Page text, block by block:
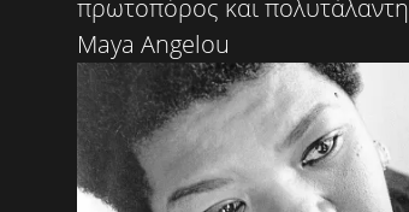
πρωτοπόρος και πολυτάλαντη
Maya Angelou